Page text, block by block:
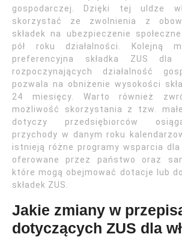
gospodarczej. Dzięki tej uldze
skorzystać ze zwolnienia z
składek na ubezpieczenie
pół roku działalności. Kolejną
preferencyjna składka ZUS dla
rozpoczynających działalność
pozwala na obniżenie wysokości
24 miesięcy. Warto również
możliwość skorzystania z tzw.
dotyczy przedsiębiorców
przychody w danym roku
istnieją różne programy wsparcia
oferowane przez państwo oraz
które mogą obejmować dotacje lub
składek ZUS.
Jakie zmiany w
dotyczących ZUS dla